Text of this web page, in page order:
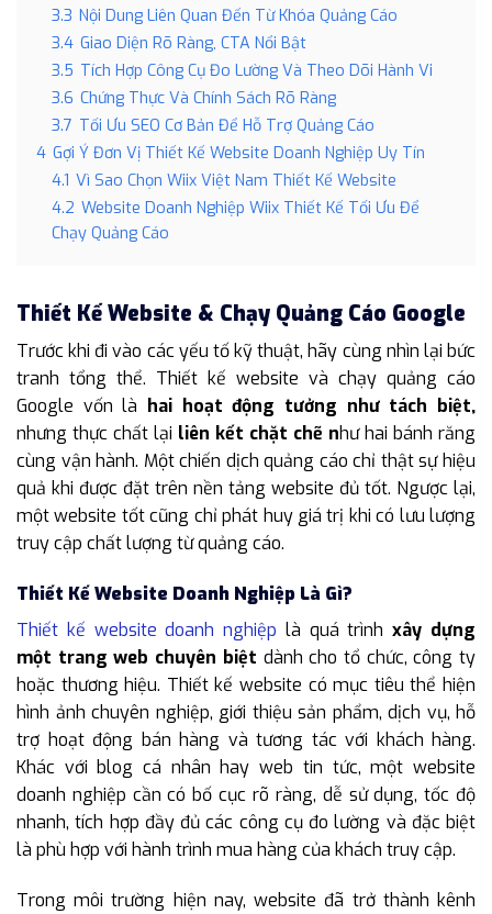
3.3 Nội Dung Liên Quan Đến Từ Khóa Quảng Cáo
3.4 Giao Diện Rõ Ràng, CTA Nổi Bật
3.5 Tích Hợp Công Cụ Đo Lường Và Theo Dõi Hành Vi
3.6 Chứng Thực Và Chính Sách Rõ Ràng
3.7 Tối Ưu SEO Cơ Bản Để Hỗ Trợ Quảng Cáo
4 Gợi Ý Đơn Vị Thiết Kế Website Doanh Nghiệp Uy Tín
4.1 Vì Sao Chọn Wiix Việt Nam Thiết Kế Website
4.2 Website Doanh Nghiệp Wiix Thiết Kế Tối Ưu Để
Chạy Quảng Cáo
Thiết Kế Website & Chạy Quảng Cáo Google
Trước khi đi vào các yếu tố kỹ thuật, hãy cùng nhìn lại bức
tranh tổng thể. Thiết kế website và chạy quảng cáo
Google vốn là hai hoạt động tưởng như tách biệt,
nhưng thực chất lại liên kết chặt chẽ như hai bánh răng
cùng vận hành. Một chiến dịch quảng cáo chỉ thật sự hiệu
quả khi được đặt trên nền tảng website đủ tốt. Ngược lại,
một website tốt cũng chỉ phát huy giá trị khi có lưu lượng
truy cập chất lượng từ quảng cáo.
Thiết Kế Website Doanh Nghiệp Là Gì?
Thiết kế website doanh nghiệp là quá trình xây dựng
một trang web chuyên biệt dành cho tổ chức, công ty
hoặc thương hiệu. Thiết kế website có mục tiêu thể hiện
hình ảnh chuyên nghiệp, giới thiệu sản phẩm, dịch vụ, hỗ
trợ hoạt động bán hàng và tương tác với khách hàng.
Khác với blog cá nhân hay web tin tức, một website
doanh nghiệp cần có bố cục rõ ràng, dễ sử dụng, tốc độ
nhanh, tích hợp đầy đủ các công cụ đo lường và đặc biệt
là phù hợp với hành trình mua hàng của khách truy cập.
Trong môi trường hiện nay, website đã trở thành kênh